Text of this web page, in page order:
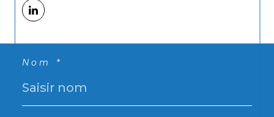
Nom *